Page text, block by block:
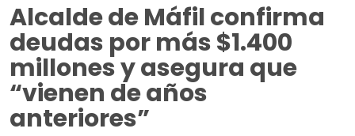
Alcalde de Máfil confirma
deudas por más $1.400
millones y asegura que
“vienen de años
anteriores”